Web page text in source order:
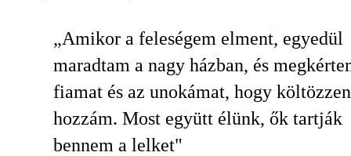
„Amikor a feleségem elment, egyedül
maradtam a nagy házban, és
fiamat és az unokámat, hogy
hozzám. Most együtt élünk, ők tartják
bennem a lelket"